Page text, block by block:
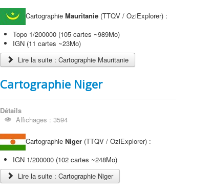
CartographieMauritanie (TTQV / OziExplorer) :
Topo 1/200000 (105 cartes ~989Mo)
IGN (11 cartes ~23Mo)
Lire la suite : Cartographie Mauritanie
Cartographie Niger
Détails
Affichages : 3594
CartographieNiger (TTQV / OziExplorer) :
IGN 1/200000 (102 cartes ~248Mo)
Lire la suite : Cartographie Niger